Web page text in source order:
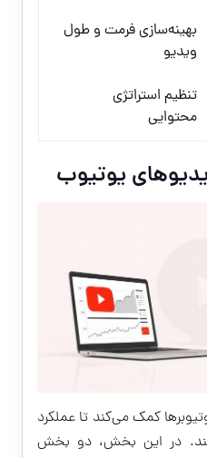
بهینه‌سازی فرمت و طول
ویدیو
تنظیم استراتژی
محتوایی
یوتیوب
کمک می‌کند تا عملکرد
در این بخش، دو بخش